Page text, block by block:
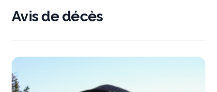
Avis de décès